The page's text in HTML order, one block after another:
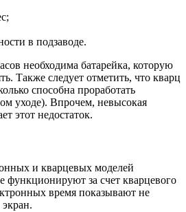
в подзаводе.
необходима батарейка, которую
Также следует отметить, что кварц
способна проработать
уходе). Впрочем, невысокая
этот недостаток.
и кварцевых моделей
функционируют за счет кварцевого
время показывают не